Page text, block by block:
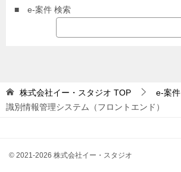
■ e-案件 検索
株式会社イー・スタジオ TOP e-案件
識別情報管理システム（フロントエンド）
© 2021-2026 株式会社イー・スタジオ